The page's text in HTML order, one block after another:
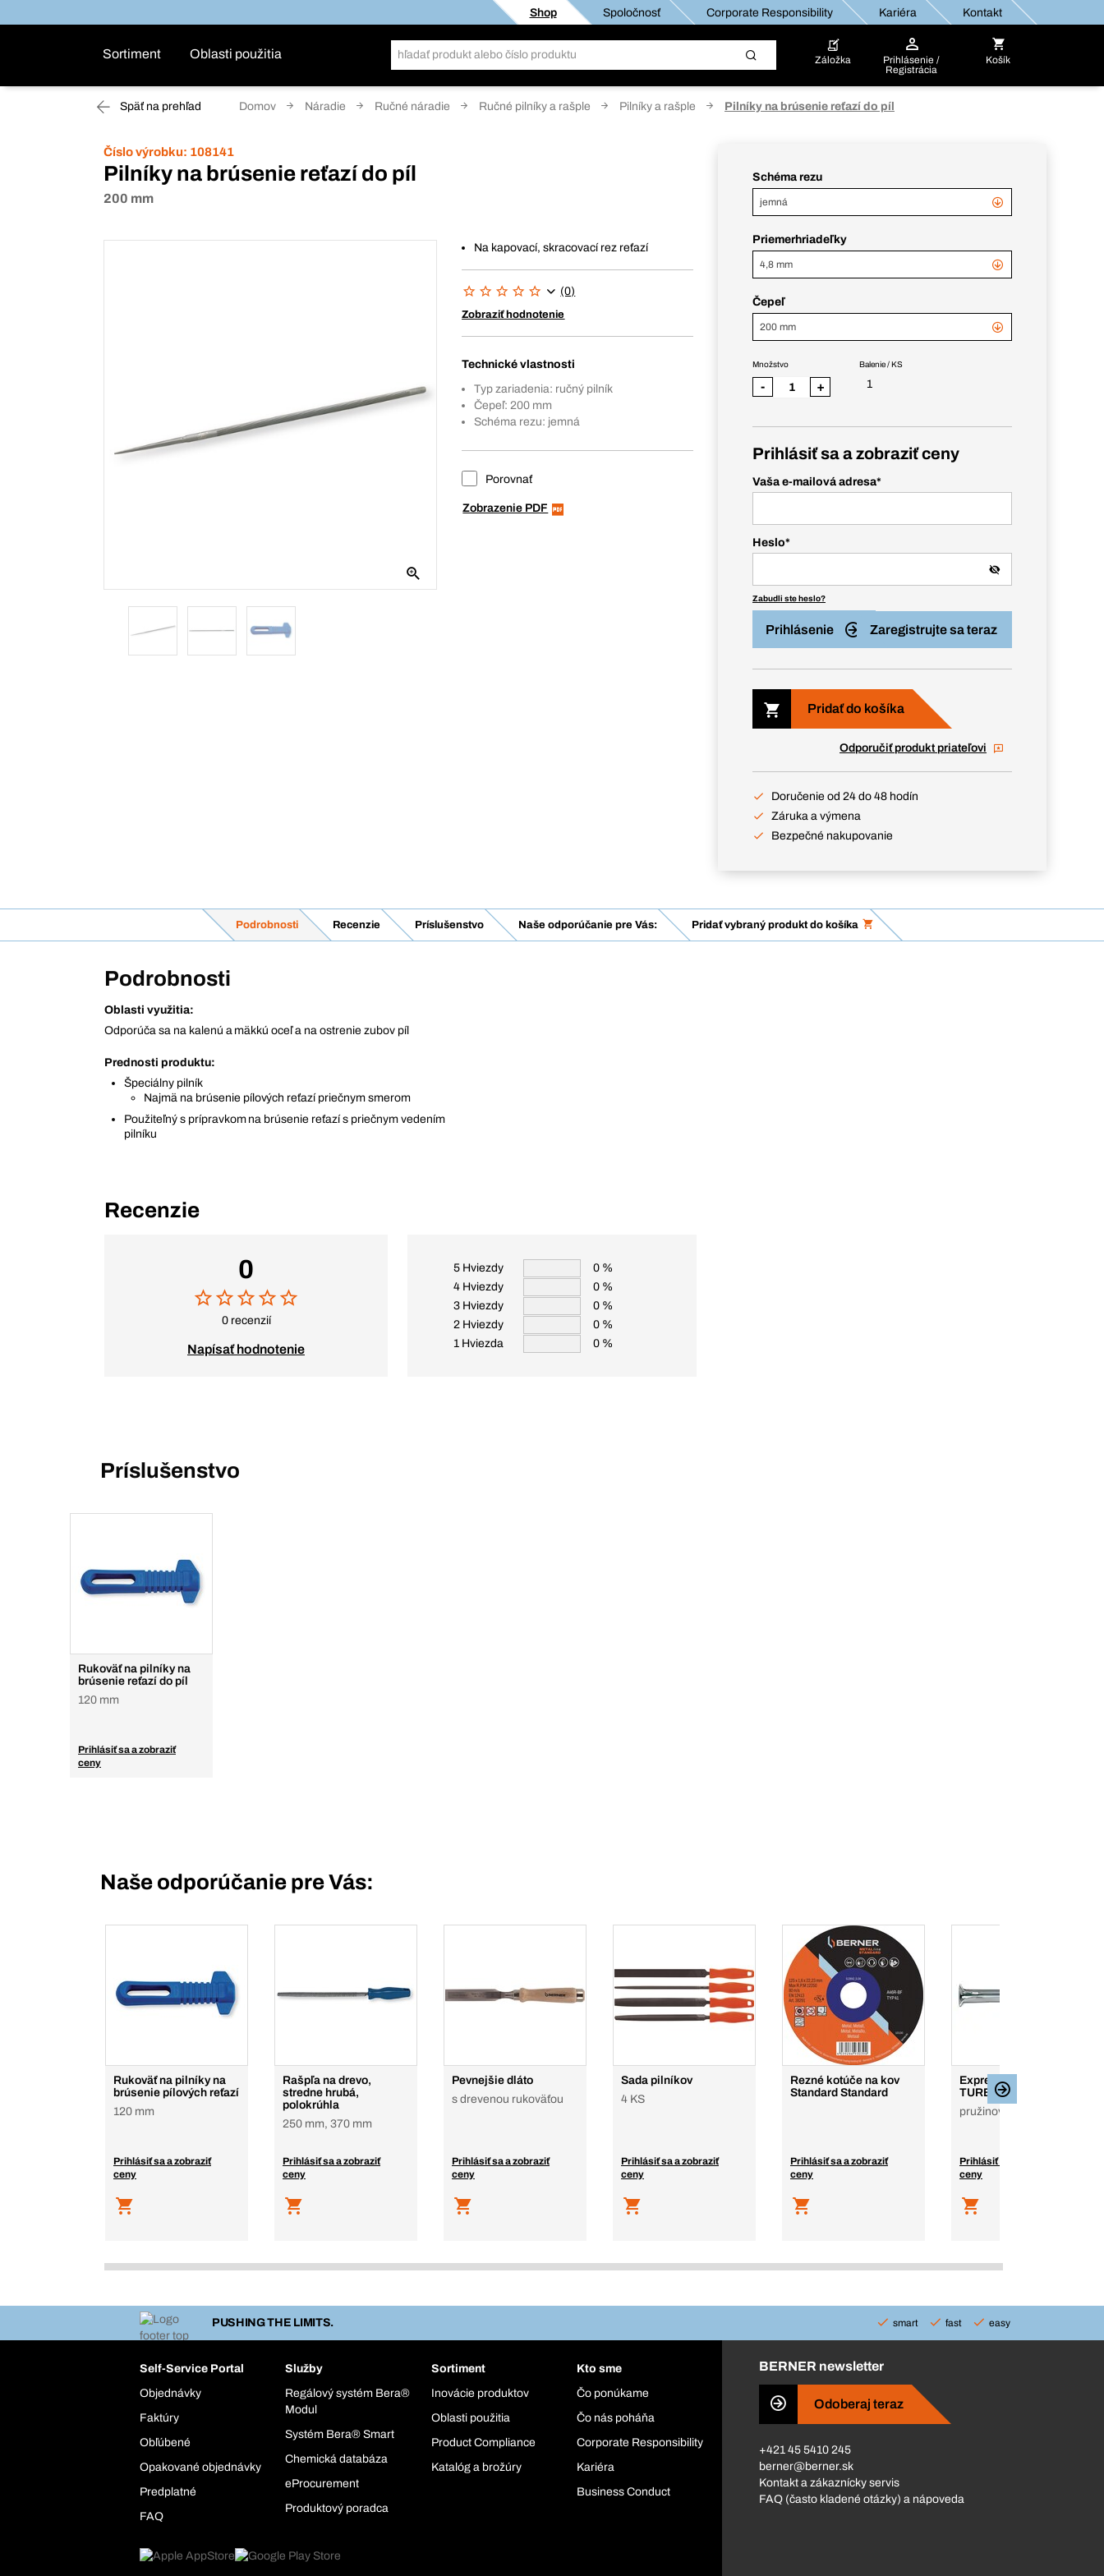
Shop Spoločnosť Corporate Responsibility Kariéra Kontakt
Sortiment Oblasti použitia Záložka
Prihlásenie /
Registrácia
Košík
Späť na prehľad Domov Náradie Ručné náradie Ručné pilníky a rašple Pilníky a rašple Pilníky na brúsenie reťazí do píl
Číslo výrobku: 108141
Pilníky na brúsenie reťazí do píl
200 mm
Na kapovací, skracovací rez reťazí
(0)
Zobraziť hodnotenie
Technické vlastnosti
Typ zariadenia: ručný pilník
Čepeľ: 200 mm
Schéma rezu: jemná
Porovnať
Zobrazenie PDF
Schéma rezu
jemná
Priemerhriadeľky
4,8 mm
Čepeľ
200 mm
Balenie / KS
1
Množstvo
- +
Prihlásiť sa a zobraziť ceny
Vaša e-mailová adresa*
Heslo*
Zabudli ste heslo?
Prihlásenie Zaregistrujte sa teraz
Pridať do košíka
Odporučiť produkt priateľovi
Doručenie od 24 do 48 hodín
Záruka a výmena
Bezpečné nakupovanie
Podrobnosti Recenzie Príslušenstvo Naše odporúčanie pre Vás: Pridať vybraný produkt do košíka
Podrobnosti
Oblasti využitia:
Odporúča sa na kalenú a mäkkú oceľ a na ostrenie zubov píl
Prednosti produktu:
Špeciálny pilník
Najmä na brúsenie pílových reťazí priečnym smerom
Použiteľný s prípravkom na brúsenie reťazí s priečnym vedením
pilníku
Recenzie
0
0 recenzií
Napísať hodnotenie
5 Hviezdy
0 %
4 Hviezdy
0 %
3 Hviezdy
0 %
2 Hviezdy
0 %
1 Hviezda
0 %
Príslušenstvo
Rukoväť na pilníky na
brúsenie reťazí do píl
120 mm
Prihlásiť sa a zobraziť
ceny
Naše odporúčanie pre Vás:
Rukoväť na pilníky na
brúsenie pílových reťazí
120 mm
Prihlásiť sa a zobraziť
ceny
Rašpľa na drevo,
stredne hrubá,
polokrúhla
250 mm, 370 mm
Prihlásiť sa a zobraziť
ceny
Pevnejšie dláto
s drevenou rukoväťou
Prihlásiť sa a zobraziť
ceny
Sada pilníkov
4 KS
Prihlásiť sa a zobraziť
ceny
Rezné kotúče na kov
Standard Standard
Prihlásiť sa a zobraziť
ceny
Expresný klinec
TURBOfix
pružinová oceľ, ZI
Prihlásiť sa a zobraziť
ceny
PUSHING THE LIMITS. smart fast easy
Self-Service Portal
Objednávky
Faktúry
Obľúbené
Opakované objednávky
Predplatné
FAQ
Služby
Regálový systém Bera®
Modul
Systém Bera® Smart
Chemická databáza
eProcurement
Produktový poradca
Sortiment
Inovácie produktov
Oblasti použitia
Product Compliance
Katalóg a brožúry
Kto sme
Čo ponúkame
Čo nás poháňa
Corporate Responsibility
Kariéra
Business Conduct
BERNER newsletter
Odoberaj teraz
+421 45 5410 245
berner@berner.sk
Kontakt a zákaznícky servis
FAQ (často kladené otázky) a nápoveda